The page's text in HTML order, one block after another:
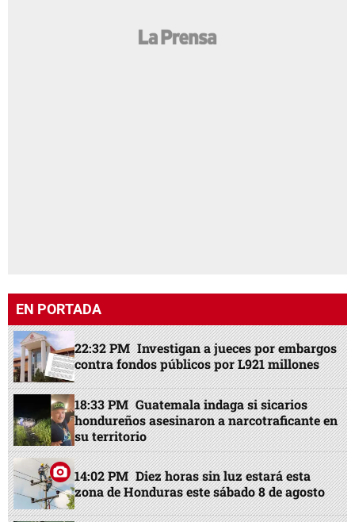
EN PORTADA
22:32 PM Investigan a jueces por embargos
contra fondos públicos por L921 millones
18:33 PM Guatemala indaga si sicarios
hondureños asesinaron a narcotraficante en
su territorio
14:02 PM Diez horas sin luz estará esta
zona de Honduras este sábado 8 de agosto